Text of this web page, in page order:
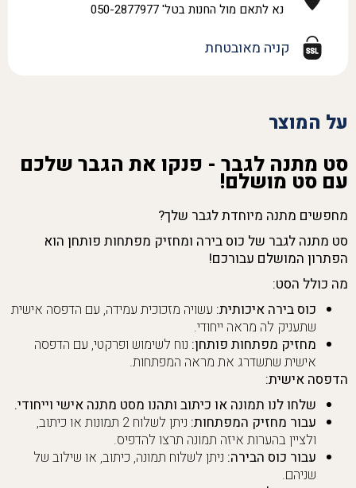
נא לתאם מול החנות בטל' 050-2877977
קניה מאובטחת
על המוצר
סט מתנה לגבר - פנקו את הגבר שלכם
עם סט מושלם!
מחפשים מתנה מיוחדת לגבר שלך?
סט מתנה לגבר של כוס בירה ומחזיק מפתחות פותחן הוא
הפתרון המושלם עבורכם!
מה כולל הסט:
כוס בירה איכותית: עשויה מזכוכית עמידה, עם הדפסה אישית
שתעניק לה מראה ייחודי.
מחזיק מפתחות פותחן: נוח לשימוש ופרקטי, עם הדפסה
אישית שתשדרג את מראה המפתחות.
הדפסה אישית:
שלחו לנו תמונה או כיתוב ותהנו מסט מתנה אישי וייחודי.
עבור מחזיק המפתחות:
ניתן לשלוח 2 תמונות או כיתוב,
ולציין בהערות איזה תמונה תרצו להדפיס.
עבור כוס הבירה: ניתן לשלוח תמונה, כיתוב, או שילוב של
שניהם.